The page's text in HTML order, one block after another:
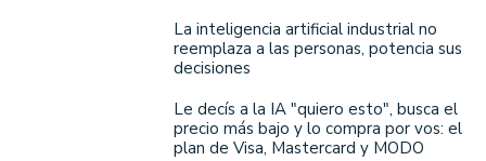
La inteligencia artificial industrial no
reemplaza a las personas, potencia sus
decisiones
Le decís a la IA "quiero esto", busca el
precio más bajo y lo compra por vos: el
plan de Visa, Mastercard y MODO